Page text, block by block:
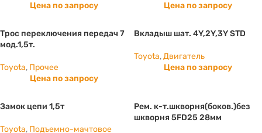
Цена по запросу
Цена по запросу
Трос переключения передач 7
мод.1,5т.
Toyota, Прочее
Цена по запросу
Вкладыш шат. 4Y,2Y,3Y STD
Toyota,Двигатель
Цена по запросу
Замок цепи 1,5т
Toyota, Подъемно-мачтовое
Рем. к-т.шкворня(боков.)без
шкворня 5FD25 28мм